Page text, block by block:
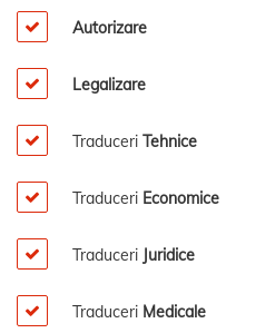
Autorizare
Legalizare
Traduceri Tehnice
Traduceri Economice
Traduceri Juridice
Traduceri Medicale